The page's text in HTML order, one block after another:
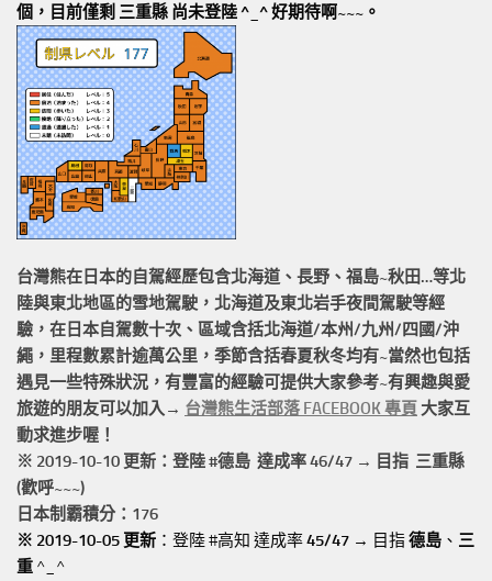
個，目前僅剩 三重縣 尚未登陸 ^_^ 好期待啊~~~。
台灣熊在日本的自駕經歷包含北海道、長野、福島~秋田…等北
陸與東北地區的雪地駕駛 ，北海道及東北岩手夜間駕駛等經
驗，在日本自駕數十次、區域含括北海道/本州/九州/四國/沖
繩， 里程數累計逾萬公里 ，季節含括春夏秋冬均有~當然也包括
遇見一些特殊狀況，有豐富的經驗可提供大家參考~有興趣與愛
旅遊的朋友可以加入→ 台灣熊生活部落 FACEBOOK 專頁 大家互
動求進步喔！
※ 2019-10-10 更新：登陸 #德島 達成率 46/47 → 目指 三重縣
(歡呼~~~)
日本制霸積分：176
※ 2019-10-05 更新 ：登陸 #高知 達成率45/47 → 目指德島 、 三
重 ^_^